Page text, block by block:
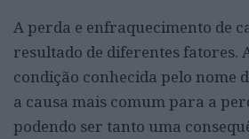
A perda e enfraquecimento de
resultado de diferentes fatores.
condição conhecida pelo nome
a causa mais comum para a
podendo ser tanto uma